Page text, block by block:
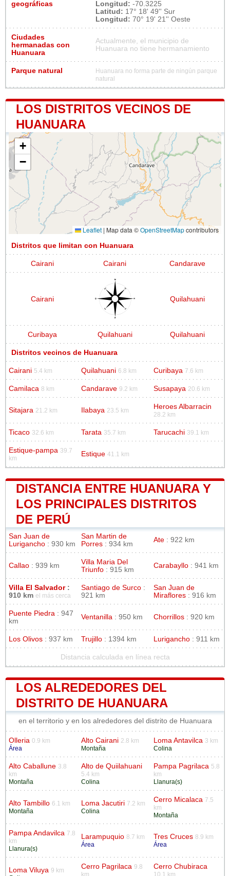
geográficas Longitud: -70.3225
Latitud: 17° 18' 49'' Sur
Longitud: 70° 19' 21'' Oeste
Ciudades
hermanadas con
Huanuara
Actualmente, el municipio de
Huanuara no tiene hermanamiento
Parque natural
Huanuara no forma parte de ningún parque
natural
LOS DISTRITOS VECINOS DE
HUANUARA
+
−
Leaflet | Map data ©OpenStreetMapcontributors
Distritos que limitan con Huanuara
Cairani Cairani Candarave
Cairani Quilahuani
Curibaya Quilahuani Quilahuani
Distritos vecinos de Huanuara
Cairani 5.4 km Quilahuani 6.8 km Curibaya 7.6 km
Camilaca 8 km Candarave 9.2 km Susapaya 20.6 km
Sitajara 21.2 km Ilabaya 23.5 km Heroes Albarracin
28.2 km
Ticaco 32.6 km Tarata 35.7 km Tarucachi 39.1 km
Estique-pampa 39.7
km
Estique 41.1 km
DISTANCIA ENTRE HUANUARA Y
LOS PRINCIPALES DISTRITOS
DE PERÚ
San Juan de
Lurigancho : 930 km
San Martin de
Porres : 934 km
Ate : 922 km
Callao : 939 km
Villa Maria Del
Triunfo : 915 km
Carabayllo : 941 km
Villa El Salvador:
910 km el más cerca
Santiago de Surco :
921 km
San Juan de
Miraflores : 916 km
Puente Piedra : 947
km
Ventanilla : 950 km Chorrillos : 920 km
Los Olivos : 937 km Trujillo : 1394 km Lurigancho : 911 km
Distancia calculada en línea recta
LOS ALREDEDORES DEL
DISTRITO DE HUANUARA
en el territorio y en los alrededores del distrito de Huanuara
Olleria 0.9 km
Área
Alto Cairani 2.8 km
Montaña
Loma Antavilca 3 km
Colina
Alto Caballune 3.8
km
Montaña
Alto de Quiilahuani
5.4 km
Colina
Pampa Pagrilaca 5.8
km
Llanura(s)
Alto Tambillo 6.1 km
Montaña
Loma Jacutiri 7.2 km
Colina
Cerro Micalaca 7.5
km
Montaña
Pampa Andavilca 7.8
km
Llanura(s)
Larampuquio 8.7 km
Área
Tres Cruces 8.9 km
Área
Loma Viluya 9 km
Cerro Pagrilaca 9.8
km
Cerro Chubiraca
10.1 km